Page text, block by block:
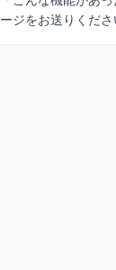
ージをお送りくださ